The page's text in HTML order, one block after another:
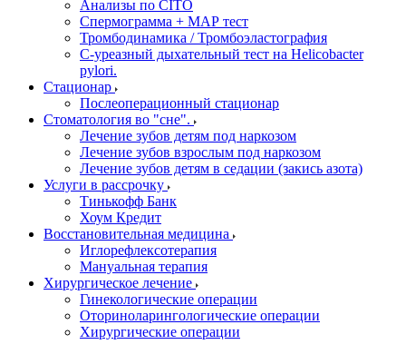
Анализы по CITO
Спермограмма + МАР тест
Тромбодинамика / Тромбоэластография
С-уреазный дыхательный тест на Helicobacter
pylori.
Стационар
Послеоперационный стационар
Стоматология во "сне".
Лечение зубов детям под наркозом
Лечение зубов взрослым под наркозом
Лечение зубов детям в седации (закись азота)
Услуги в рассрочку
Тинькофф Банк
Хоум Кредит
Восстановительная медицина
Иглорефлексотерапия
Мануальная терапия
Хирургическое лечение
Гинекологические операции
Оториноларингологические операции
Хирургические операции